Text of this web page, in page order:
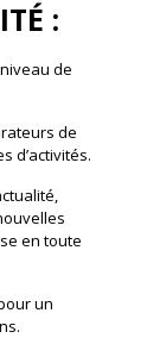
:
de
de
d’activités.
en toute
un